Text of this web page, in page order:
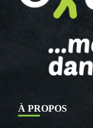
À PROPOS